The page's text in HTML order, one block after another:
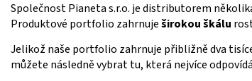
Společnost Pianeta s.r.o. je distributorem
Produktové portfolio zahrnuješirokou škálu
Jelikož naše portfolio zahrnuje přibližně dva
můžete následně vybrat tu, která nejvíce